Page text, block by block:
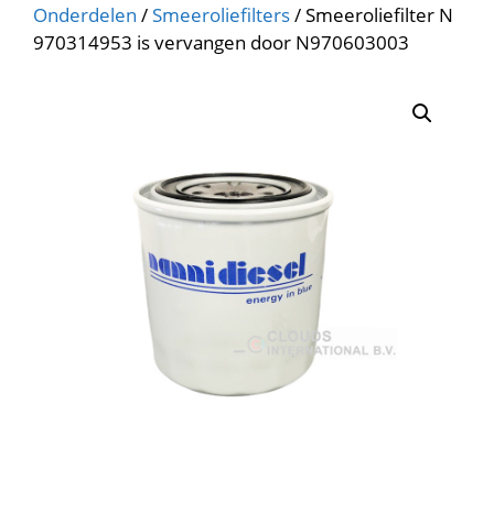
Onderdelen /Smeeroliefilters/ Smeeroliefilter N
970314953 is vervangen door N970603003